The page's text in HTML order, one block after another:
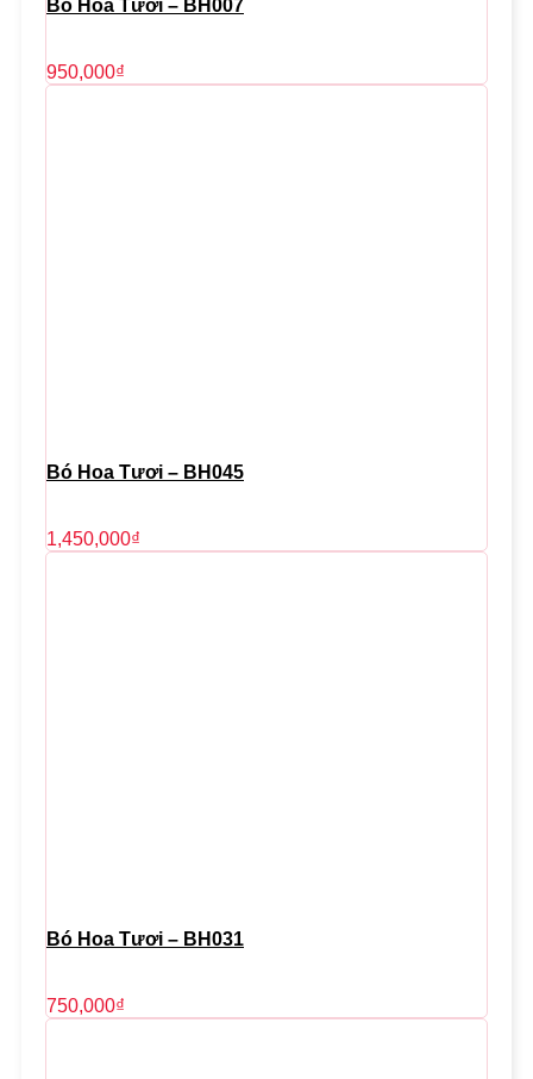
Bó Hoa Tươi – BH007
950,000₫
Bó Hoa Tươi – BH045
1,450,000₫
Bó Hoa Tươi – BH031
750,000₫